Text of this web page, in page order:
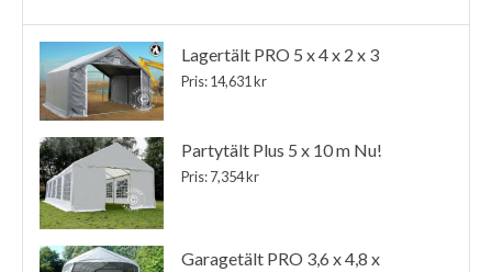
Lagertält PRO 5 x 4 x 2 x 3
Pris: 14,631 kr
Partytält Plus 5 x 10 m Nu!
Pris: 7,354 kr
Garagetält PRO 3,6 x 4,8 x